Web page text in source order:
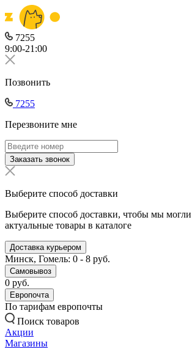
7255
9:00-21:00
Позвонить
7255
Перезвоните мне
Заказать звонок
Выберите способ доставки
Выберите способ доставки, чтобы мы могли
актуальные товары в каталоге
Доставка курьером
Минск, Гомель: 0 - 8 руб.
Самовывоз
0 руб.
Европочта
По тарифам европочты
Поиск товаров
Акции
Магазины